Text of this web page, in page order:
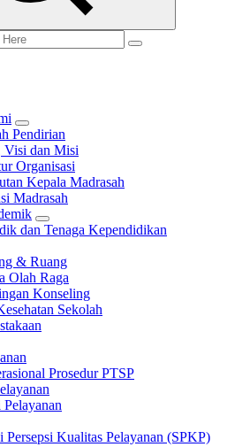
Pendirian
Visi dan Misi
Organisasi
Kepala Madrasah
Madrasah
dan Tenaga Kependidikan
& Ruang
Olah Raga
Konseling
Sekolah
Prosedur PTSP
Persepsi Kualitas Pelayanan (SPKP)